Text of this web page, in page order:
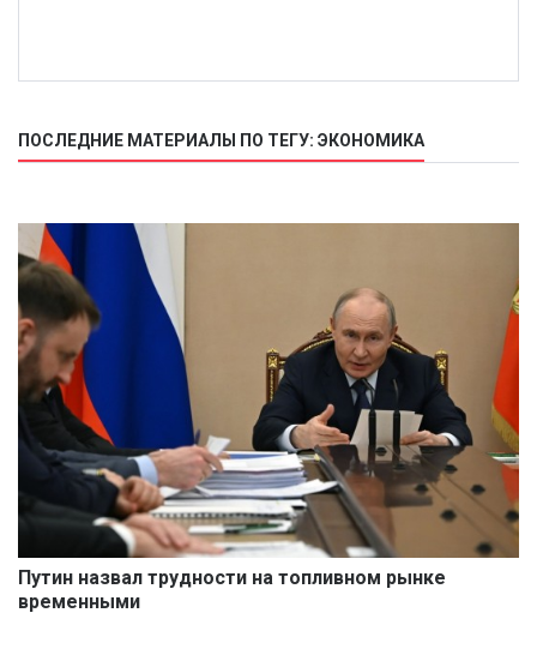
ПОСЛЕДНИЕ МАТЕРИАЛЫ ПО ТЕГУ: ЭКОНОМИКА
Путин назвал трудности на топливном рынке
временными